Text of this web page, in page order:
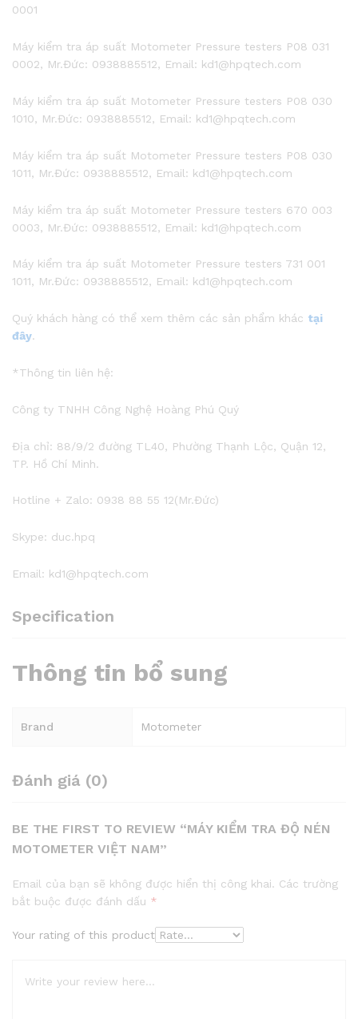
0001
Máy kiểm tra áp suất Motometer Pressure testers P08 031
0002, Mr.Đức: 0938885512, Email: kd1@hpqtech.com
Máy kiểm tra áp suất Motometer Pressure testers P08 030
1010, Mr.Đức: 0938885512, Email: kd1@hpqtech.com
Máy kiểm tra áp suất Motometer Pressure testers P08 030
1011, Mr.Đức: 0938885512, Email: kd1@hpqtech.com
Máy kiểm tra áp suất Motometer Pressure testers 670 003
0003, Mr.Đức: 0938885512, Email: kd1@hpqtech.com
Máy kiểm tra áp suất Motometer Pressure testers 731 001
1011, Mr.Đức: 0938885512, Email: kd1@hpqtech.com
Quý khách hàng có thể xem thêm các sản phẩm khác tại
đây.
*Thông tin liên hệ:
Công ty TNHH Công Nghệ Hoàng Phú Quý
Địa chỉ: 88/9/2 đường TL40, Phường Thạnh Lộc, Quận 12,
TP. Hồ Chí Minh.
Hotline + Zalo: 0938 88 55 12(Mr.Đức)
Skype: duc.hpq
Email: kd1@hpqtech.com
Specification
Thông tin bổ sung
Brand Motometer
Đánh giá (0)
BE THE FIRST TO REVIEW “MÁY KIỂM TRA ĐỘ NÉN
MOTOMETER VIỆT NAM”
Email của bạn sẽ không được hiển thị công khai. Các trường
bắt buộc được đánh dấu *
Your rating of this product